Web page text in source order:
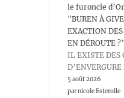
le furoncle
"BUREN À
EXACTION
EN DÉROUTE ?"
IL EXISTE DES
5 août 2026
par nicole Esterolle